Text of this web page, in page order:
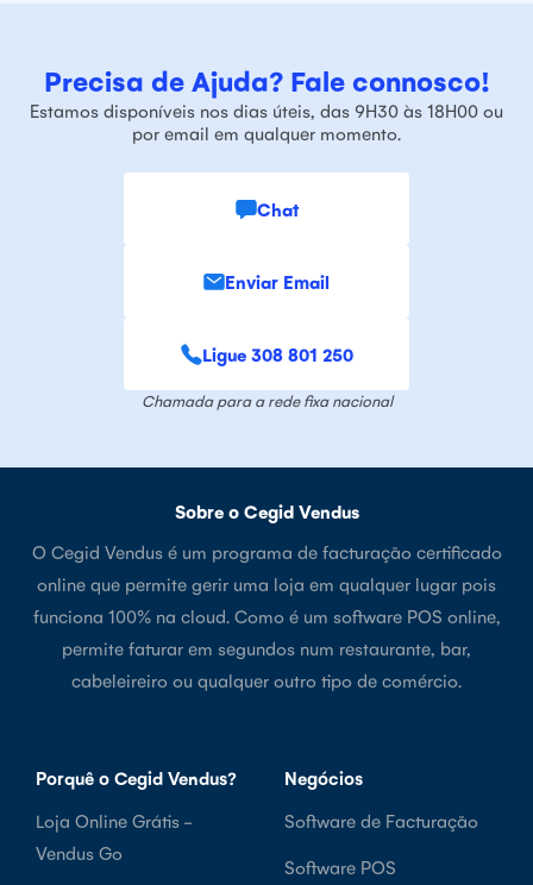
Precisa de Ajuda? Fale connosco!
Estamos disponíveis nos dias úteis, das 9H30 às 18H00 ou
por email em qualquer momento.
Chat
Enviar Email
Ligue 308 801 250
Chamada para a rede fixa nacional
Sobre o Cegid Vendus
O Cegid Vendus é um programa de facturação certificado
online que permite gerir uma loja em qualquer lugar pois
funciona 100% na cloud. Como é um software POS online,
permite faturar em segundos num restaurante, bar,
cabeleireiro ou qualquer outro tipo de comércio.
Porquê o Cegid Vendus?
Loja Online Grátis -
Vendus Go
Negócios
Software de Facturação
Software POS